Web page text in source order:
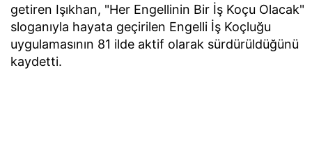
getiren Işıkhan, "Her Engellinin Bir İş Koçu Olacak"
sloganıyla hayata geçirilen Engelli İş Koçluğu
uygulamasının 81 ilde aktif olarak sürdürüldüğünü
kaydetti.